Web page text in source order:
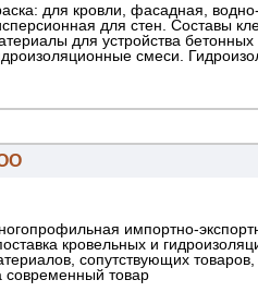
для кровли, фасадная,
для стен. Составы
для устройства бетонных
смеси.
импортно-
кровельных и
сопутствующих товаров,
современный товар